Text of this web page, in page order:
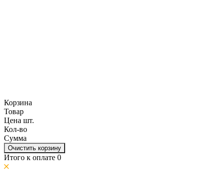
Корзина
Товар
Цена шт.
Кол-во
Сумма
Очистить корзину
Итого к оплате 0